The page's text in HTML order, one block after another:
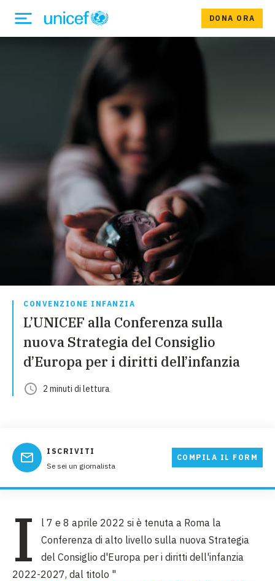
DONA ORA
CONVENZIONE INFANZIA
L’UNICEF alla Conferenza sulla
nuova Strategia del Consiglio
d’Europa per i diritti dell’infanzia
2 minuti di lettura
ISCRIVITI
Se sei un giornalista
COMPILA IL FORM
I
l 7 e 8 aprile 2022 si è tenuta a Roma la
Conferenza di alto livello sulla nuova Strategia
del Consiglio d'Europa per i diritti dell'infanzia
2022-2027, dal titolo "